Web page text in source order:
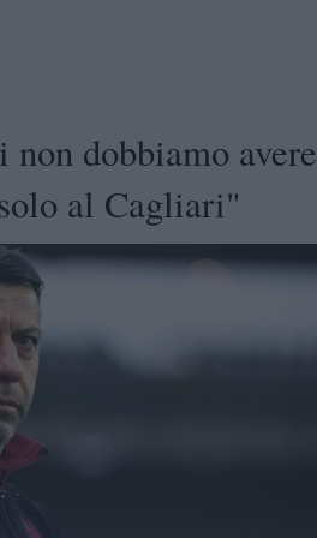
dobbiamo avere
al Cagliari"